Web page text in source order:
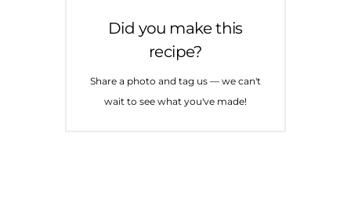
Did you make this
recipe?
Share a photo and tag us — we can't
wait to see what you've made!